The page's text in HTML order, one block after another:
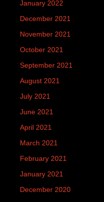
January 2022
December 2021
November 2021
October 2021
September 2021
August 2021
July 2021
June 2021
April 2021
March 2021
February 2021
January 2021
December 2020